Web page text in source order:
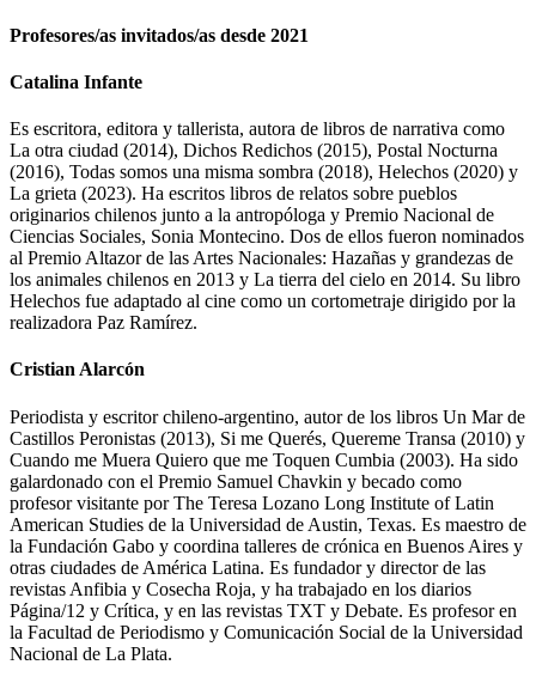
Profesores/as invitados/as desde 2021
Catalina Infante
Es escritora, editora y tallerista, autora de libros de narrativa como
La otra ciudad (2014), Dichos Redichos (2015), Postal Nocturna
(2016), Todas somos una misma sombra (2018), Helechos (2020) y
La grieta (2023). Ha escritos libros de relatos sobre pueblos
originarios chilenos junto a la antropóloga y Premio Nacional de
Ciencias Sociales, Sonia Montecino. Dos de ellos fueron nominados
al Premio Altazor de las Artes Nacionales: Hazañas y grandezas de
los animales chilenos en 2013 y La tierra del cielo en 2014. Su libro
Helechos fue adaptado al cine como un cortometraje dirigido por la
realizadora Paz Ramírez.
Cristian Alarcón
Periodista y escritor chileno-argentino, autor de los libros Un Mar de
Castillos Peronistas (2013), Si me Querés, Quereme Transa (2010) y
Cuando me Muera Quiero que me Toquen Cumbia (2003). Ha sido
galardonado con el Premio Samuel Chavkin y becado como
profesor visitante por The Teresa Lozano Long Institute of Latin
American Studies de la Universidad de Austin, Texas. Es maestro de
la Fundación Gabo y coordina talleres de crónica en Buenos Aires y
otras ciudades de América Latina. Es fundador y director de las
revistas Anfibia y Cosecha Roja, y ha trabajado en los diarios
Página/12 y Crítica, y en las revistas TXT y Debate. Es profesor en
la Facultad de Periodismo y Comunicación Social de la Universidad
Nacional de La Plata.